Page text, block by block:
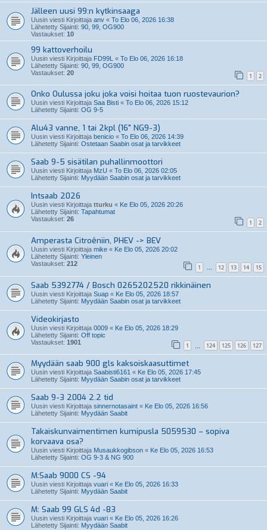
Jälleen uusi 99:n kytkinsaaga
Uusin viesti Kirjoittaja anv « To Elo 06, 2026 16:38
Lähetetty Sijainti: 90, 99, OG900
Vastaukset: 10
99 kattoverhoilu
Uusin viesti Kirjoittaja FD99L « To Elo 06, 2026 16:18
Lähetetty Sijainti: 90, 99, OG900
Vastaukset: 20 1 2
Onko Oulussa joku joka voisi hoitaa tuon ruostevaurion?
Uusin viesti Kirjoittaja Saa Bisti « To Elo 06, 2026 15:12
Lähetetty Sijainti: OG 9-5
Alu43 vanne, 1 tai 2kpl (16" NG9-3)
Uusin viesti Kirjoittaja benicio « To Elo 06, 2026 14:39
Lähetetty Sijainti: Ostetaan Saabin osat ja tarvikkeet
Saab 9-5 sisätilan puhallinmoottori
Uusin viesti Kirjoittaja MzU « To Elo 06, 2026 02:05
Lähetetty Sijainti: Myydään Saabin osat ja tarvikkeet
Intsaab 2026
Uusin viesti Kirjoittaja tturku « Ke Elo 05, 2026 20:26
Lähetetty Sijainti: Tapahtumat
Vastaukset: 26 1 2
Amperasta Citroêniin, PHEV -> BEV
Uusin viesti Kirjoittaja mike « Ke Elo 05, 2026 20:02
Lähetetty Sijainti: Yleinen
Vastaukset: 212 1 … 12 13 14 15
Saab 5392774 / Bosch 0265202520 rikkinäinen
Uusin viesti Kirjoittaja Suap « Ke Elo 05, 2026 18:57
Lähetetty Sijainti: Myydään Saabin osat ja tarvikkeet
Videokirjasto
Uusin viesti Kirjoittaja 0009 « Ke Elo 05, 2026 18:29
Lähetetty Sijainti: Off topic
Vastaukset: 1901 1 124 125 126 127
Myydään saab 900 gls kaksoiskaasuttimet
Uusin viesti Kirjoittaja Saabisti6161 « Ke Elo 05, 2026 17:45
Lähetetty Sijainti: Myydään Saabin osat ja tarvikkeet
Saab 9-3 2004 2.2 tid
Uusin viesti Kirjoittaja sinnernotasaint « Ke Elo 05, 2026 16:56
Lähetetty Sijainti: Myydään Saabit
Takaiskunvaimentimen kumipusla 5059530 – sopiva
korvaava osa?
Uusin viesti Kirjoittaja Musaukkogibson « Ke Elo 05, 2026 16:53
Lähetetty Sijainti: OG 9-3 & NG 900
M:Saab 9000 CS -94
Uusin viesti Kirjoittaja vuari « Ke Elo 05, 2026 16:33
Lähetetty Sijainti: Myydään Saabit
M: Saab 99 GLS 4d -83
Uusin viesti Kirjoittaja vuari « Ke Elo 05, 2026 16:26
Lähetetty Sijainti: Myydään Saabit